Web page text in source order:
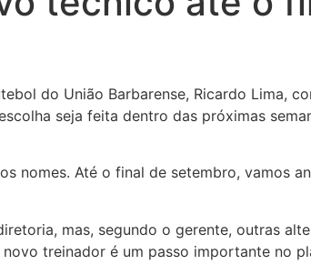
do União Barbarense, Ricardo Lima,
seja feita dentro das próximas
nomes. Até o final de setembro, vamos
mas, segundo o gerente, outras
treinador é um passo importante no